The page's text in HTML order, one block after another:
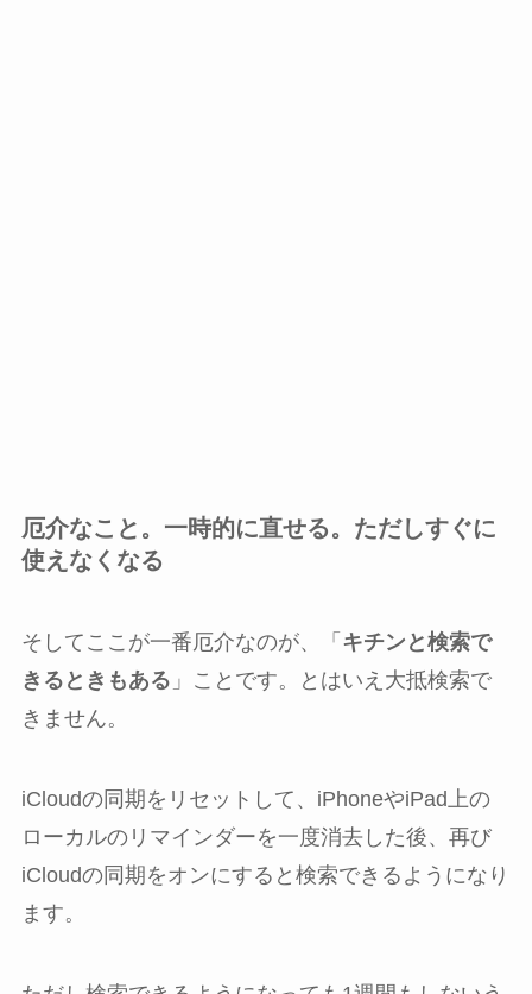
厄介なこと。一時的に直せる。ただしすぐに
使えなくなる
そしてここが一番厄介なのが、「 キチンと検索で
きるときもある 」ことです。とはいえ大抵検索で
きません。
iCloudの同期をリセットして、iPhoneやiPad上の
ローカルのリマインダーを一度消去した後、再び
iCloudの同期をオンにすると検索できるようになり
ます。